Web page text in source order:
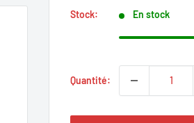
Stock: En stock
Quantité: